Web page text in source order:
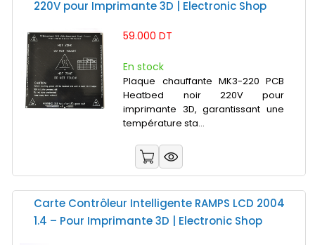
220V pour Imprimante 3D | Electronic Shop
59.000 DT
En stock
Plaque chauffante MK3-220 PCB
Heatbed noir 220V pour
imprimante 3D, garantissant une
température sta...
Carte Contrôleur Intelligente RAMPS LCD 2004
1.4 – Pour Imprimante 3D | Electronic Shop